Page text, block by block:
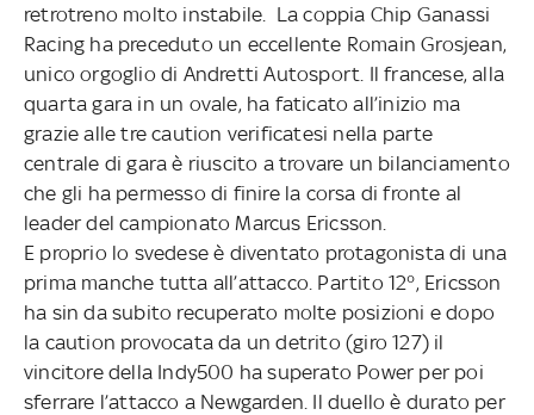
retrotreno molto instabile. La coppia Chip Ganassi
Racing ha preceduto un eccellente Romain Grosjean,
unico orgoglio di Andretti Autosport. Il francese, alla
quarta gara in un ovale, ha faticato all’inizio ma
grazie alle tre caution verificatesi nella parte
centrale di gara è riuscito a trovare un bilanciamento
che gli ha permesso di finire la corsa di fronte al
leader del campionato Marcus Ericsson.
E proprio lo svedese è diventato protagonista di una
prima manche tutta all’attacco. Partito 12°, Ericsson
ha sin da subito recuperato molte posizioni e dopo
la caution provocata da un detrito (giro 127) il
vincitore della Indy500 ha superato Power per poi
sferrare l’attacco a Newgarden. Il duello è durato per